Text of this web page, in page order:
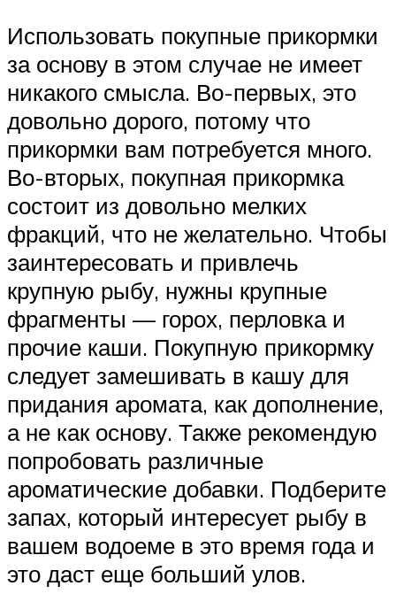
Использовать покупные прикормки
за основу в этом случае не имеет
никакого смысла. Во-первых, это
довольно дорого, потому что
прикормки вам потребуется много.
Во-вторых, покупная прикормка
состоит из довольно мелких
фракций, что не желательно. Чтобы
заинтересовать и привлечь
крупную рыбу, нужны крупные
фрагменты — горох, перловка и
прочие каши. Покупную прикормку
следует замешивать в кашу для
придания аромата, как дополнение,
а не как основу. Также рекомендую
попробовать различные
ароматические добавки. Подберите
запах, который интересует рыбу в
вашем водоеме в это время года и
это даст еще больший улов.